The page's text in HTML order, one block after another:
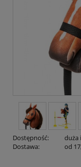
Dostępność:
duża
Dostawa:
od
Cena nie zawiera